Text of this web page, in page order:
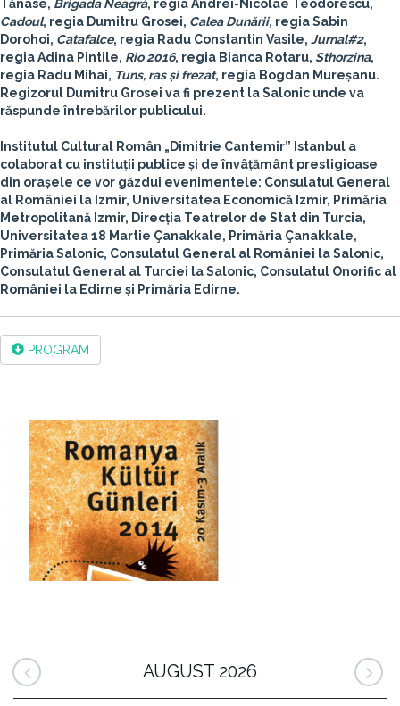
Tănase, Brigada Neagră, regia Andrei-Nicolae Teodorescu,
Cadoul, regia Dumitru Grosei, Calea Dunării, regia Sabin
Dorohoi, Catafalce, regia Radu Constantin Vasile, Jurnal#2,
regia Adina Pintile, Rio 2016, regia Bianca Rotaru, Sthorzina,
regia Radu Mihai, Tuns, ras și frezat, regia Bogdan Mureșanu.
Regizorul Dumitru Grosei va fi prezent la Salonic unde va
răspunde întrebărilor publicului.
Institutul Cultural Român „Dimitrie Cantemir” Istanbul a
colaborat cu instituții publice și de învâțământ prestigioase
din orașele ce vor găzdui evenimentele: Consulatul General
al României la Izmir, Universitatea Economică Izmir, Primăria
Metropolitană Izmir, Direcția Teatrelor de Stat din Turcia,
Universitatea 18 Martie Çanakkale, Primăria Çanakkale,
Primăria Salonic, Consulatul General al României la Salonic,
Consulatul General al Turciei la Salonic, Consulatul Onorific al
României la Edirne și Primăria Edirne.
PROGRAM
AUGUST 2026